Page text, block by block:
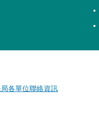
各單位聯絡資訊